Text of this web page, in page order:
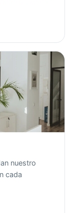
nuestro
cada